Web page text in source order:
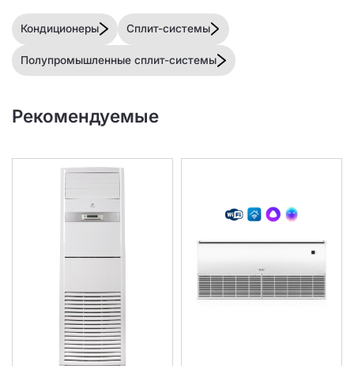
Кондиционеры Сплит-системы
Полупромышленные сплит-системы
Рекомендуемые